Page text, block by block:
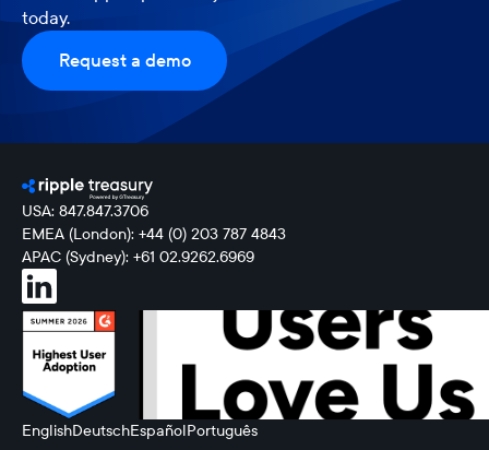
today.
Request a demo
USA: 847.847.3706
EMEA (London): +44 (0) 203 787 4843
APAC (Sydney): +61 02.9262.6969
EnglishDeutschEspañolPortuguês